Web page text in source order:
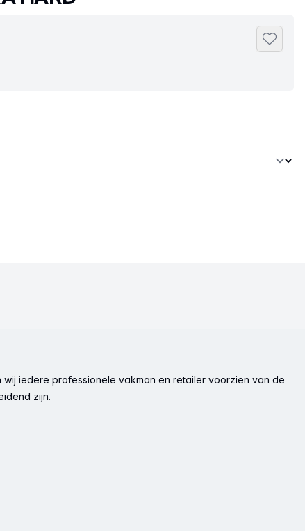
iedere professionele vakman en retailer voorzien van de
zijn.